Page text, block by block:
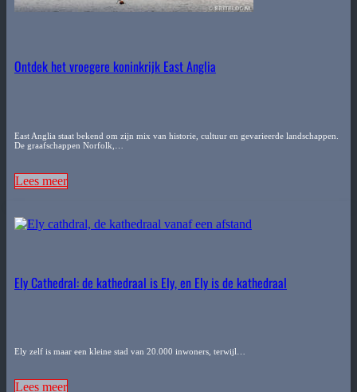
Ontdek het vroegere koninkrijk East Anglia
East Anglia staat bekend om zijn mix van historie, cultuur en gevarieerde landschappen.
De graafschappen Norfolk,…
Lees meer
Ely Cathedral: de kathedraal is Ely, en Ely is de kathedraal
Ely zelf is maar een kleine stad van 20.000 inwoners, terwijl…
Lees meer